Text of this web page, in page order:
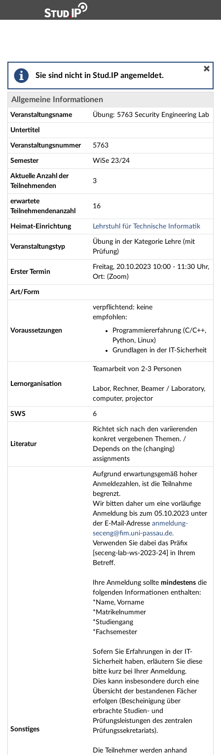
Hauptnavigation
Übung: 5763 Security Engineering Lab - Details
Sie sind nicht in Stud.IP angemeldet.
Allgemeine Informationen
Veranstaltungsname Übung: 5763 Security Engineering Lab
Untertitel
Veranstaltungsnummer 5763
Semester WiSe 23/24
Aktuelle Anzahl der
Teilnehmenden
3
erwartete
Teilnehmendenanzahl
16
Heimat-Einrichtung Lehrstuhl für Technische Informatik
Veranstaltungstyp
Übung in der Kategorie Lehre (mit
Prüfung)
Erster Termin
Freitag, 20.10.2023 10:00 - 11:30 Uhr,
Ort: (Zoom)
Art/Form
Voraussetzungen
verpflichtend: keine
empfohlen:
Programmiererfahrung (C/C++,
Python, Linux)
Grundlagen in der IT-Sicherheit
Lernorganisation
Teamarbeit von 2-3 Personen
Labor, Rechner, Beamer / Laboratory,
computer, projector
SWS 6
Literatur
Richtet sich nach den variierenden
konkret vergebenen Themen. /
Depends on the (changing)
assignments
Sonstiges
Aufgrund erwartungsgemäß hoher
Anmeldezahlen, ist die Teilnahme
begrenzt.
Wir bitten daher um eine vorläufige
Anmeldung bis zum 05.10.2023 unter
der E-Mail-Adresse anmeldung-
seceng@fim.uni-passau.de.
Verwenden Sie dabei das Präfix
[seceng-lab-ws-2023-24] in Ihrem
Betreff.
Ihre Anmeldung sollte mindestens die
folgenden Informationen enthalten:
*Name, Vorname
*Matrikelnummer
*Studiengang
*Fachsemester
Sofern Sie Erfahrungen in der IT-
Sicherheit haben, erläutern Sie diese
bitte kurz bei Ihrer Anmeldung.
Dies kann insbesondere durch eine
Übersicht der bestandenen Fächer
erfolgen (Bescheinigung über
erbrachte Studien- und
Prüfungsleistungen des zentralen
Prüfungssekretariats).
Die Teilnehmer werden anhand